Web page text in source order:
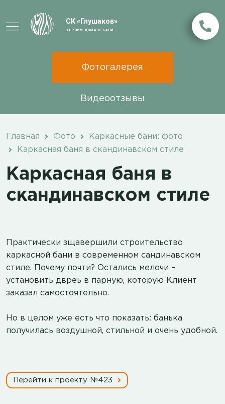
СК «Глушаков»
СТРОИМ ДОМА И БАНИ
Фотогалерея
Видеоотзывы
Главная Фото
Каркасные бани: фото
Каркасная баня в скандинавском стиле
Каркасная баня в
скандинавском стиле
Практически зщавершили строительство
каркасной бани в современном сандинавском
стиле. Почему почти? Остались мелочи –
установить двреь в парную, которую Клиент
заказал самостоятельно.
Но в целом уже есть что показать: банька
получилась воздушной, стильной и очень удобной.
Перейти к проекту №423